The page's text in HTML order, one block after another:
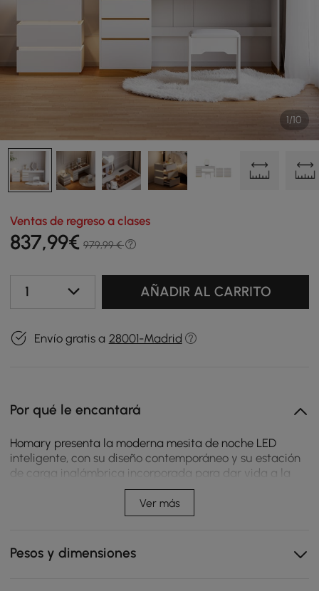
1/10
Ventas de regreso a clases
837,99€ 979,99 €
1 AÑADIR AL CARRITO
Envío gratis a 28001-Madrid
Por qué le encantará
Homary presenta la moderna mesita de noche LED
inteligente, con su diseño contemporáneo y su estación
de carga inalámbrica incorporada para dar vida a la
decoración de cualquier dormitorio. Incorpora
iluminación ambiental ajustable para una iluminación
funcional y un ambiente acogedor en sus dormitorios o
con nuestro elegante set de tocador de maquillaje. Las
características incluyen un espejo iluminado ajustable
Ver más
Pesos y dimensiones